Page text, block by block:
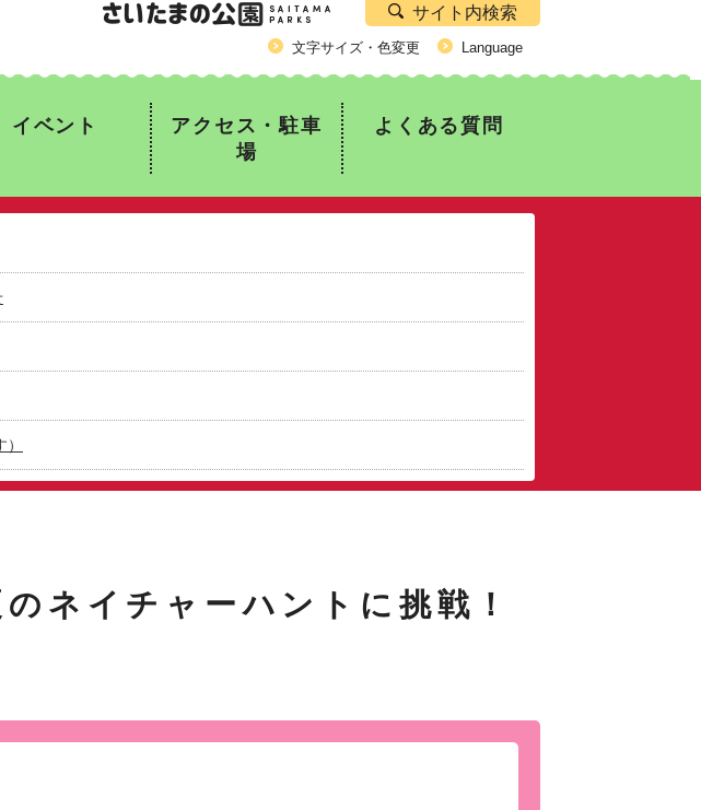
（秋ヶ瀬公園） サイト内検索
文字サイズ・色変更 Language
イベント
アクセス・駐車
場
よくある質問
ネイチャーハントに挑戦！